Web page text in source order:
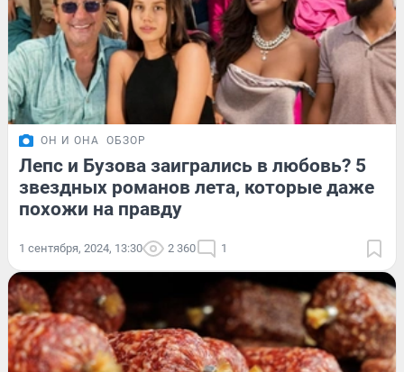
ОН И ОНА ОБЗОР
Лепс и Бузова заигрались в любовь? 5
звездных романов лета, которые даже
похожи на правду
1 сентября, 2024, 13:30 2 360 1